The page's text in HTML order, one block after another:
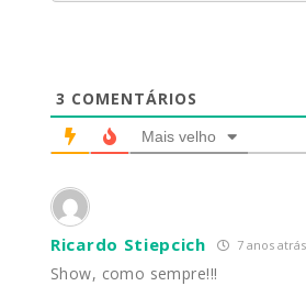
3 COMENTÁRIOS
Mais velho
Ricardo Stiepcich 7 anos atrás
Show, como sempre!!!